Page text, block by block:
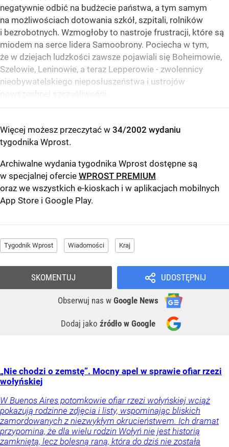
negatywnie odbić na budżecie państwa, a tym samym
na możliwościach dotowania szkół, szpitali, rolników
i bezrobotnych. Wzmogłoby to nastroje frustracji, które są
miodem na serce lidera Samoobrony. Pociecha w tym,
że w dziejach ludzkości zawsze pojawiali się Boheimowie,
Szelowie, Leninowie, a teraz Lepperowie - zwolennicy
nieobywatelskiego nieposłuszeństwa i ustrojów
Więcej możesz przeczytać w 34/2002 wydaniu
tygodnika Wprost.
Archiwalne wydania tygodnika Wprost dostępne są
w specjalnej ofercie WPROST PREMIUM
oraz we wszystkich e-kioskach i w aplikacjach mobilnych
App Store i Google Play.
Tygodnik Wprost Wiadomości Kraj
UDOSTĘPNIJ
Obserwuj nas w Google News
Dodaj jako źródło w Google
SKOMENTUJ
„Nie chodzi o zemstę”. Mocny apel w sprawie ofiar rzezi
wołyńskiej
W Buenos Aires potomkowie ofiar rzezi wołyńskiej wciąż
pokazują rodzinne zdjęcia i listy, wspominając bliskich
zamordowanych z niezwykłym okrucieństwem. Ich dramat
przypomina, że dla wielu rodzin Wołyń nie jest historią
zamkniętą, lecz bolesną raną, która do dziś nie została